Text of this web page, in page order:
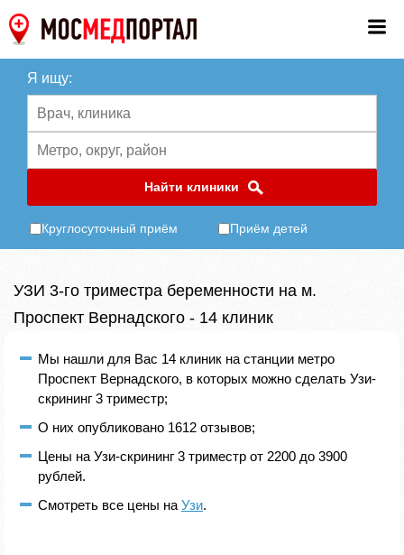
Я ищу:
Найти клиники
Круглосуточный приём Приём детей
УЗИ 3-го триместра беременности на м.
Проспект Вернадского - 14 клиник
Мы нашли для Вас 14 клиник на станции метро
Проспект Вернадского, в которых можно сделать Узи-
скрининг 3 триместр;
О них опубликовано 1612 отзывов;
Цены на Узи-скрининг 3 триместр от 2200 до 3900
рублей.
Смотреть все цены на Узи.